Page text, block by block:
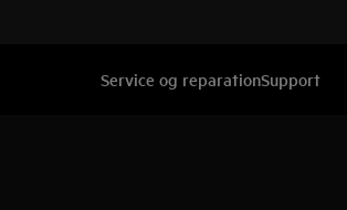
Service og reparationSupport